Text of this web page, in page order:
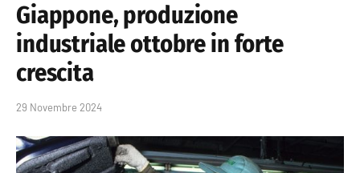
Giappone, produzione
industriale ottobre in forte
crescita
29 Novembre 2024